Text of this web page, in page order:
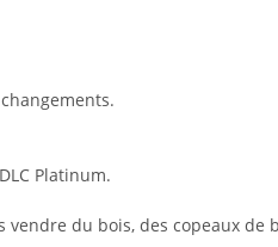
Platinum.
vendre du bois, des copeaux de